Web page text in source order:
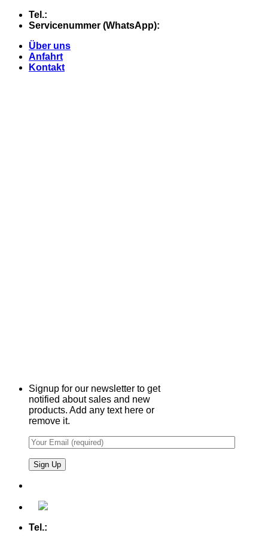
Skip
Tel.:
Servicenummer (WhatsApp):
Über uns
Anfahrt
Kontakt
Signup for our newsletter to get
notified about sales and new
products. Add any text here or
remove it.
Tel.: